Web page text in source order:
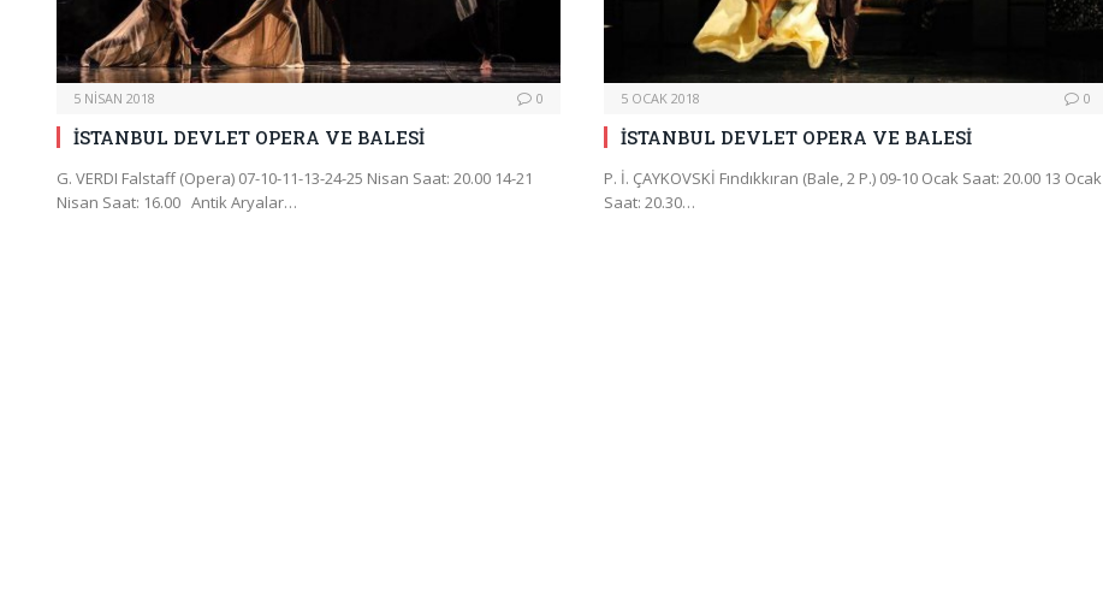
5 NISAN 2018 0
İSTANBUL DEVLET OPERA VE BALESİ
G. VERDI Falstaff (Opera) 07-10-11-13-24-25 Nisan Saat: 20.00 14-21
Nisan Saat: 16.00 Antik Aryalar…
5 OCAK 2018 0
İSTANBUL DEVLET OPERA VE BALESİ
P. İ. ÇAYKOVSKİ Fındıkkıran (Bale, 2 P.) 09-10 Ocak Saat: 20.00 13 Ocak
Saat: 20.30…